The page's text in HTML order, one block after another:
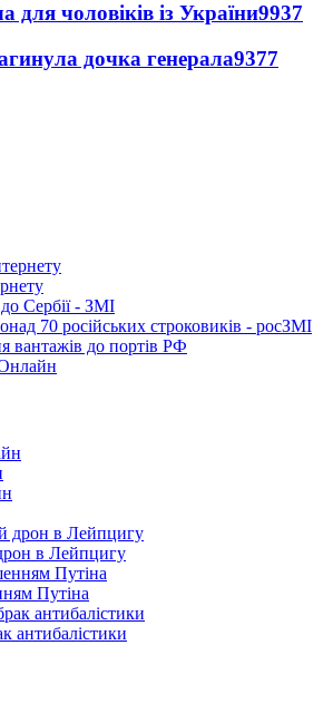
для чоловіків із України9937
дочка генерала9377
Сербії - ЗМІ
70 російських строковиків - росЗМІ
вантажів до портів РФ
в Лейпцигу
Путіна
антибалістики